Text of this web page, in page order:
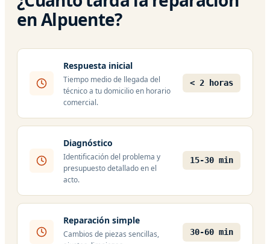
en Alpuente?
Respuesta inicial
Tiempo medio de llegada del
técnico a tu domicilio en horario
comercial.
< 2 horas
Diagnóstico
Identificación del problema y
presupuesto detallado en el
acto.
15-30 min
Reparación simple
Cambios de piezas sencillas,
30-60 min